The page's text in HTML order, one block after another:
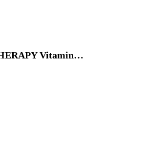
Vitamin…